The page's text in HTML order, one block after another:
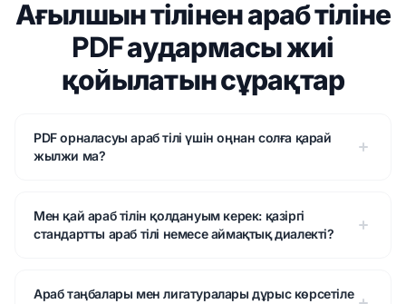
Ағылшын тілінен араб тіліне
PDF аудармасы жиі
қойылатын сұрақтар
PDF орналасуы араб тілі үшін оңнан солға қарай
жылжи ма?
Мен қай араб тілін қолдануым керек: қазіргі
стандартты араб тілі немесе аймақтық диалекті?
Араб таңбалары мен лигатуралары дұрыс көрсетіле